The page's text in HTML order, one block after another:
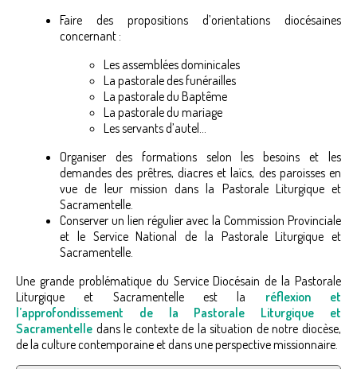
Faire des propositions d’orientations diocésaines
concernant :
Les assemblées dominicales
La pastorale des funérailles
La pastorale du Baptême
La pastorale du mariage
Les servants d’autel…
Organiser des formations selon les besoins et les
demandes des prêtres, diacres et laïcs, des paroisses en
vue de leur mission dans la Pastorale Liturgique et
Sacramentelle.
Conserver un lien régulier avec la Commission Provinciale
et le Service National de la Pastorale Liturgique et
Sacramentelle.
Une grande problématique du Service Diocésain de la Pastorale
Liturgique et Sacramentelle est la réflexion et
l’approfondissement de la Pastorale Liturgique et
Sacramentelle dans le contexte de la situation de notre diocèse,
de la culture contemporaine et dans une perspective missionnaire.